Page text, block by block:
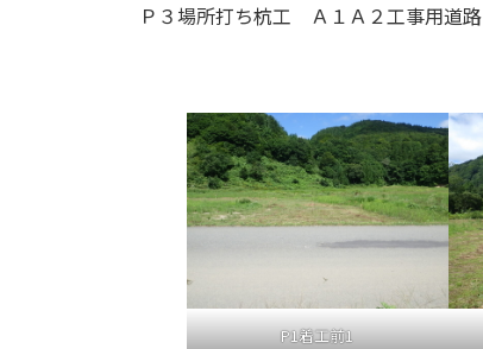
Ｐ３場所打ち杭工 Ａ１Ａ２工事用道路
P1着工前1